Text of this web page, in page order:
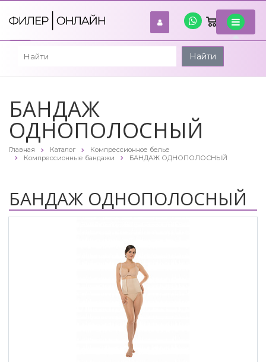
войти
Найти
БАНДАЖ
ОДНОПОЛОСНЫЙ
Главная Каталог
Компрессионное белье
Компрессионные бандажи
БАНДАЖ ОДНОПОЛОСНЫЙ
БАНДАЖ ОДНОПОЛОСНЫЙ